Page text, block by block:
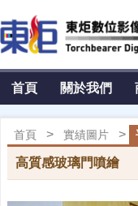
首頁 關於我們
首頁 > 實績圖片 >
高質感玻璃門噴繪